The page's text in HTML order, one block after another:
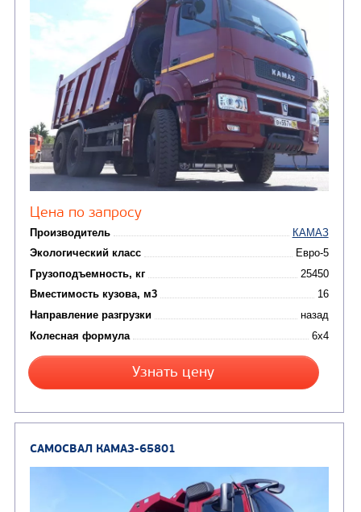
САМОСВАЛ КАМАЗ-6522
Цена по запросу
Производитель
Вместимость кузова, м3